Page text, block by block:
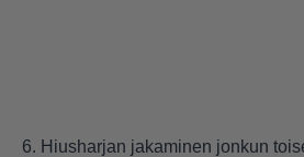
6. Hiusharjan jakaminen jonkun